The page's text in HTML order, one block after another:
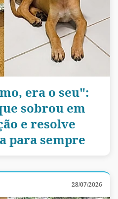
era o seu":
sobrou em
e resolve
para sempre
28/07/2026